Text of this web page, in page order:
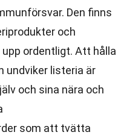
Den finns
och
ordentligt. Att hålla
undviker listeria är
och sina nära och
som att tvätta